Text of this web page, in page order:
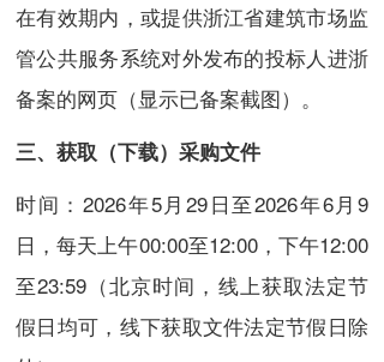
在有效期内，或提供浙江省建筑市场监
管公共服务系统对外发布的投标人进浙
备案的网页（显示已备案截图）。
三、 获取（下载）采购文件
时间：2026年5月29日至2026年6月9
日，每天上午00:00至12:00，下午12:00
至23:59（北京时间，线上获取法定节
假日均可，线下获取文件法定节假日除